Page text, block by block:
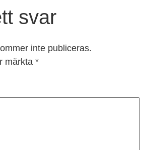
svar
inte publiceras.
märkta *